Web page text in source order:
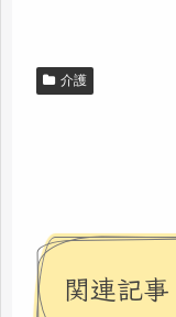
介護
関連記事